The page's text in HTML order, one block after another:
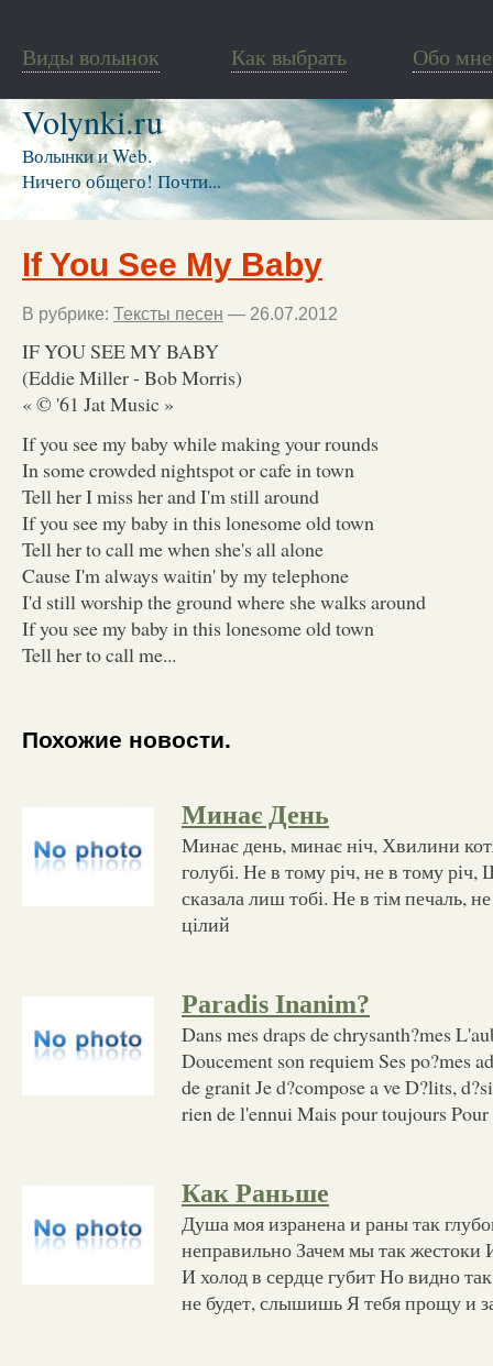
Виды волынок Как выбрать Обо мне
Volynki.ru
Волынки и Web.
Ничего общего! Почти...
If You See My Baby
В рубрике: Тексты песен — 26.07.2012
IF YOU SEE MY BABY
(Eddie Miller - Bob Morris)
« © '61 Jat Music »
If you see my baby while making your rounds
In some crowded nightspot or cafe in town
Tell her I miss her and I'm still around
If you see my baby in this lonesome old town
Tell her to call me when she's all alone
Cause I'm always waitin' by my telephone
I'd still worship the ground where she walks around
If you see my baby in this lonesome old town
Tell her to call me...
Похожие новости.
Минає День
Минає день, минає ніч, Хвилини
голубі. Не в тому річ, не в тому
сказала лиш тобі. Не в тім печаль,
цілий
Paradis Inanim?
Dans mes draps de chrysanth?mes
Doucement son requiem Ses po?mes
de granit Je d?compose a ve D?lits,
rien de l'ennui Mais pour toujours
Как Раньше
Душа моя изранена и раны так
неправильно Зачем мы так жестоки
И холод в сердце губит Но видно
не будет, слышишь Я тебя прощу и